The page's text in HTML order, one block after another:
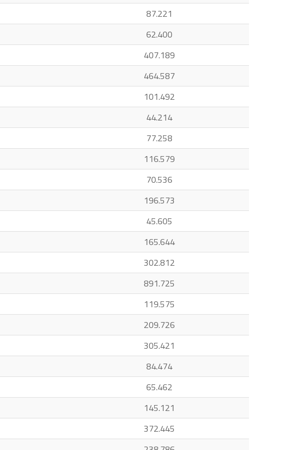
87.221
62.400
407.189
464.587
101.492
44.214
77.258
116.579
70.536
196.573
45.605
165.644
302.812
891.725
119.575
209.726
305.421
84.474
65.462
145.121
372.445